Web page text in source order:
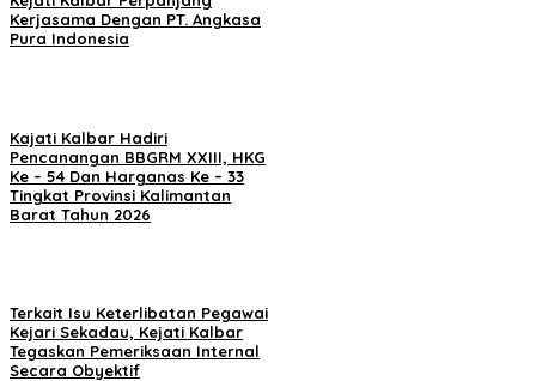
Kerjasama Dengan PT. Angkasa
Pura Indonesia
Kajati Kalbar Hadiri
Pencanangan BBGRM XXIII, HKG
Ke – 54 Dan Harganas Ke – 33
Tingkat Provinsi Kalimantan
Barat Tahun 2026
Terkait Isu Keterlibatan Pegawai
Kejari Sekadau, Kejati Kalbar
Tegaskan Pemeriksaan Internal
Secara Obyektif